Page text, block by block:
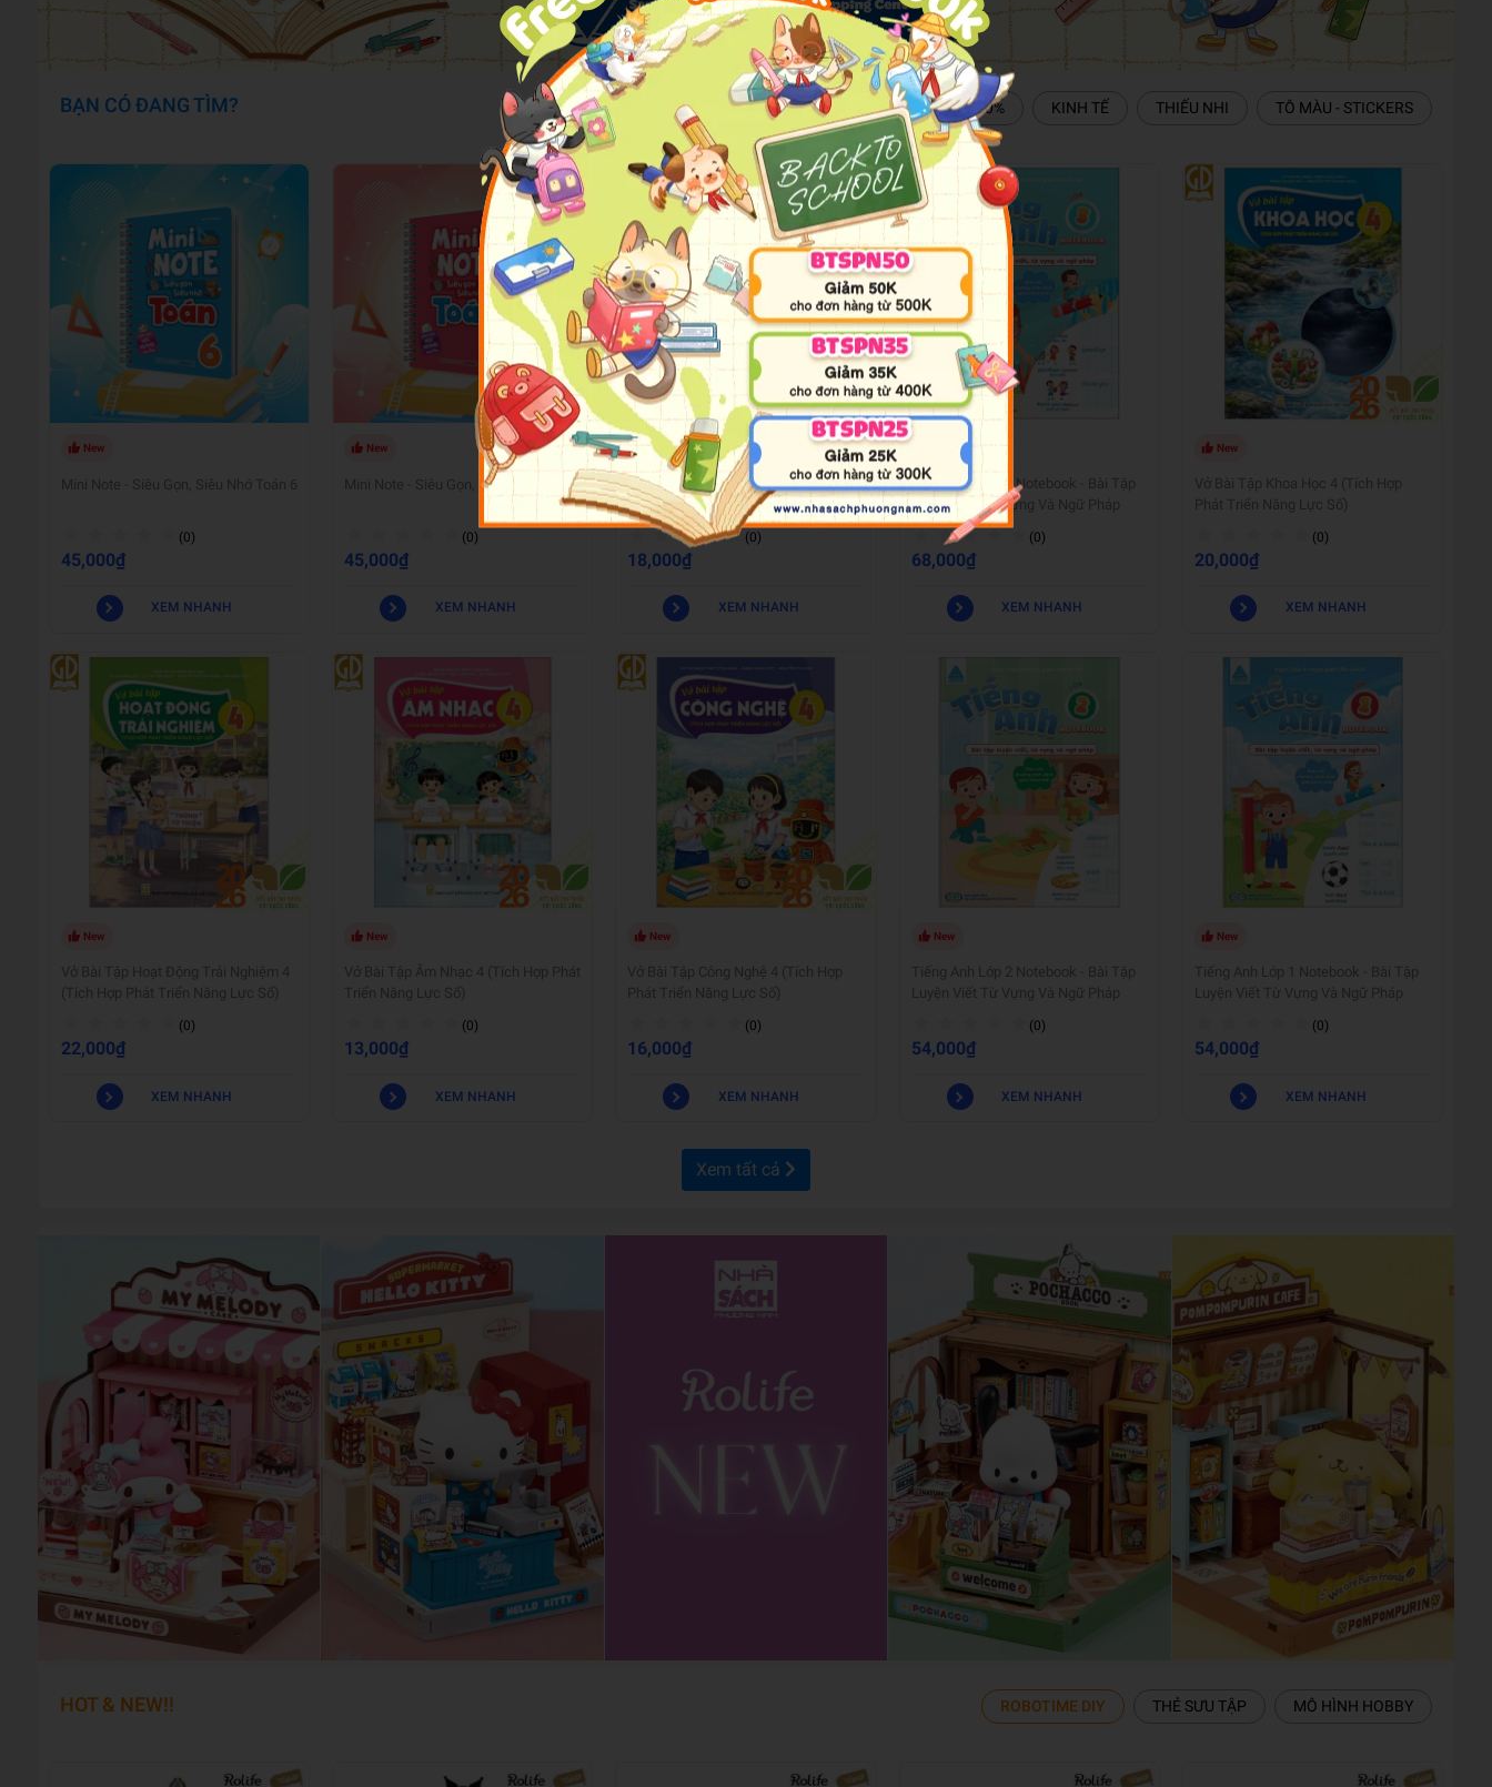
BẠN CÓ ĐANG TÌM? SÁCH GIÁO KHOA PHUONGNAMBOOK -20% KINH TẾ THIẾU NHI TÔ MÀU - STICKERS
New
Mini Note - Siêu Gọn, Siêu Nhớ Toán 6
(0)
45,000₫
XEM NHANH
New
Mini Note - Siêu Gọn, Siêu Nhớ Toán 7
(0)
45,000₫
XEM NHANH
New
Vở Bài Tập Mĩ Thuật 4 (Tích Hợp Phát
Triển Năng Lực Số)
(0)
18,000₫
XEM NHANH
Tiếng Anh Lớp 3 Notebook - Bài Tập
Luyện Viết Từ Vựng Và Ngữ Pháp
(0)
68,000₫
XEM NHANH
New
Vở Bài Tập Khoa Học 4 (Tích Hợp
Phát Triển Năng Lực Số)
(0)
20,000₫
XEM NHANH
New
Vở Bài Tập Hoạt Động Trải Nghiệm 4
(Tích Hợp Phát Triển Năng Lực Số)
(0)
22,000₫
XEM NHANH
New
Vở Bài Tập Âm Nhạc 4 (Tích Hợp Phát
Triển Năng Lực Số)
(0)
13,000₫
XEM NHANH
New
Vở Bài Tập Công Nghệ 4 (Tích Hợp
Phát Triển Năng Lực Số)
(0)
16,000₫
XEM NHANH
New
Tiếng Anh Lớp 2 Notebook - Bài Tập
Luyện Viết Từ Vựng Và Ngữ Pháp
(0)
54,000₫
XEM NHANH
New
Tiếng Anh Lớp 1 Notebook - Bài Tập
Luyện Viết Từ Vựng Và Ngữ Pháp
(0)
54,000₫
XEM NHANH
Xem tất cả
HOT & NEW!! ROBOTIME DIY THẺ SƯU TẬP MÔ HÌNH HOBBY